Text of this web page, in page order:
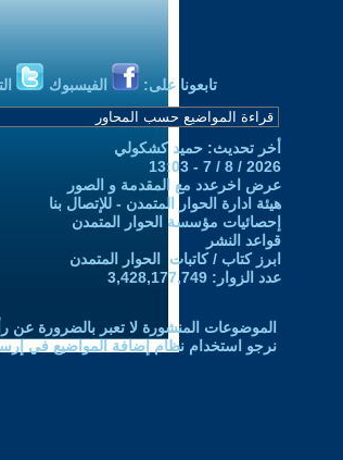
تابعونا على: الفيسبوك
أخر تحديث: حميد كشكولي
2026 / 8 / 7 - 13:03
عرض اخرعدد مع المقدمة و الصور
هيئة ادارة الحوار المتمدن - للإتصال بنا
إحصائيات مؤسسة الحوار المتمدن
قواعد النشر
ابرز كتاب / كاتبات الحوار المتمدن
عدد الزوار: 3,428,177,749
الموضوعات المنشورة لا تعبر بالضرورة عن
نرجو استخدام نظام إضافة المواضيع في